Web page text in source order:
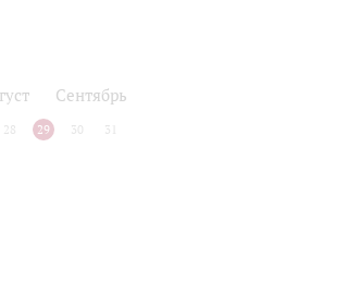
Сентябрь
28 29 30 31